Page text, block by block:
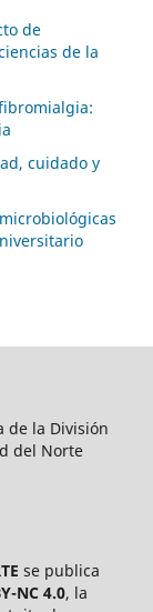
de
de la
cuidado y
de la División
del Norte
se publica
NC 4.0, la